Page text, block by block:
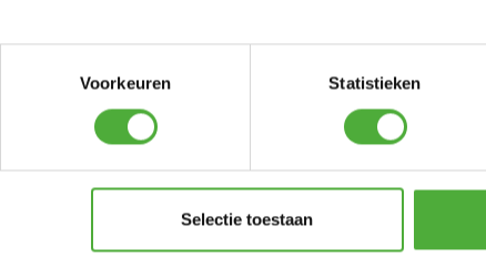
Voorkeuren Statistieken
Selectie toestaan
échauffements ou votre entraînement. Ajustement
parfait grâce au matériau élastique, parfaite liberté de
mouvement. Les pantalons de survêtement sont dotés de
deux poches à fermeture éclair ; vous ne perdrez pas vos
affaires lorsque vous sautez. Un incontournable pour les
sauts sur le trampoline. Le pantalon de survêtement est
unisexe. Nous recommandons donc aux femmes de
commander une taille en dessous de celle qu'elles portent